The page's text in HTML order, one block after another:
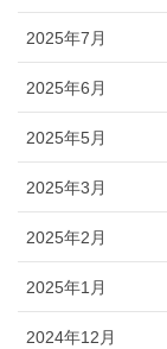
2025年7月
2025年6月
2025年5月
2025年3月
2025年2月
2025年1月
2024年12月